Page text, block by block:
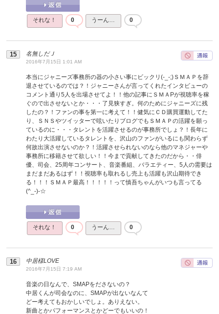
それな！ 0 うーん… 0
名無しだＪ
2016年7月15日 1:01 AM
本当にジャニーズ事務所の器の小さい事にビックリ(-_-;)ＳＭＡＰを辞
退させているのでは？！ジャニーさんが言ってくれたインタビューの
コメント通り5人を出場させてよ！！他の記事にＳＭＡPが視聴率を稼
ぐので出させないとか・・・了見狭すぎ。何のためにジャニーズに残
したの？！ファンの事を第一に考えて！！健気にＣＤ購買運動してた
り、ＳＮＳやツイッターで呟いたりブログでもＳＭＡＰの活躍を願っ
ているのに・・・タレントを活躍させるのが事務所でしょ？！長年に
わたり大活躍しているタレントを、沢山のファンがいるにも関わらず
何故出演させないのか？！活躍させられないのなら他のマネジャーや
事務所に移籍させて欲しい！！今まで貢献してきたのだから・・俳
優、司会、25周年コンサート、音楽番組、バラエティー、5人の需要は
まだまだあるはず！！視聴率も取れるし売上も活躍も沢山期待でき
る！！！ＳＭＡＰ最高！！！！！って慎吾ちゃんがいつも言ってる
(^_-)-☆
それな！ 0 うーん… 0
中居様LOVE
2016年7月15日 7:19 AM
音楽の日なんで、SMAPをださないの？
中居くんが司会なのに、SMAPが出ないなんて
どー考えてもおかしいでしょ。ありえない。
新曲とかパフォーマンスとかどーでもいいの！